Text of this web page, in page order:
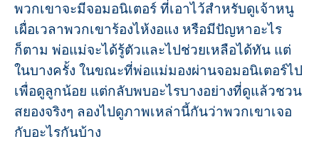
พวกเขาจะมีจอมอนิเตอร์ ที่เอาไว้สำหรับดูเจ้าหนู
เผื่อเวลาพวกเขาร้องไห้งอแง หรือมีปัญหาอะไร
ก็ตาม พ่อแม่จะได้รู้ตัวและไปช่วยเหลือได้ทัน แต่
ในบางครั้ง ในขณะที่พ่อแม่มองผ่านจอมอนิเตอร์ไป
เพื่อดูลูกน้อย แต่กลับพบอะไรบางอย่างที่ดูแล้วชวน
สยองจริงๆ ลองไปดูภาพเหล่านี้กันว่าพวกเขาเจอ
กับอะไรกันบ้าง